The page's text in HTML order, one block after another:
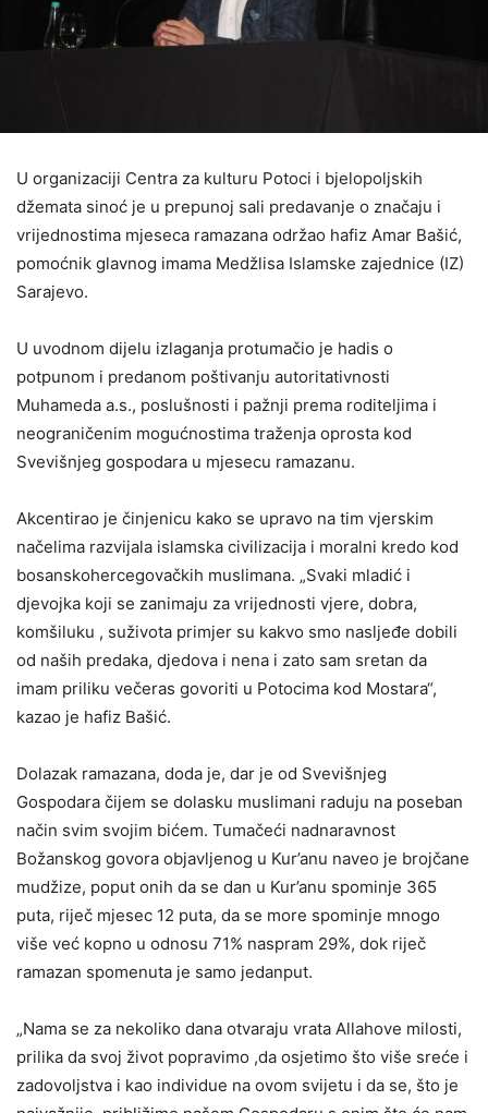
U organizaciji Centra za kulturu Potoci i bjelopoljskih
džemata sinoć je u prepunoj sali predavanje o značaju i
vrijednostima mjeseca ramazana održao hafiz Amar Bašić,
pomoćnik glavnog imama Medžlisa Islamske zajednice (IZ)
Sarajevo.
U uvodnom dijelu izlaganja protumačio je hadis o
potpunom i predanom poštivanju autoritativnosti
Muhameda a.s., poslušnosti i pažnji prema roditeljima i
neograničenim mogućnostima traženja oprosta kod
Svevišnjeg gospodara u mjesecu ramazanu.
Akcentirao je činjenicu kako se upravo na tim vjerskim
načelima razvijala islamska civilizacija i moralni kredo kod
bosanskohercegovačkih muslimana. „Svaki mladić i
djevojka koji se zanimaju za vrijednosti vjere, dobra,
komšiluku , suživota primjer su kakvo smo nasljeđe dobili
od naših predaka, djedova i nena i zato sam sretan da
imam priliku večeras govoriti u Potocima kod Mostara“,
kazao je hafiz Bašić.
Dolazak ramazana, doda je, dar je od Svevišnjeg
Gospodara čijem se dolasku muslimani raduju na poseban
način svim svojim bićem. Tumačeći nadnaravnost
Božanskog govora objavljenog u Kur’anu naveo je brojčane
mudžize, poput onih da se dan u Kur’anu spominje 365
puta, riječ mjesec 12 puta, da se more spominje mnogo
više već kopno u odnosu 71% naspram 29%, dok riječ
ramazan spomenuta je samo jedanput.
„Nama se za nekoliko dana otvaraju vrata Allahove milosti,
prilika da svoj život popravimo ,da osjetimo što više sreće i
zadovoljstva i kao individue na ovom svijetu i da se, što je